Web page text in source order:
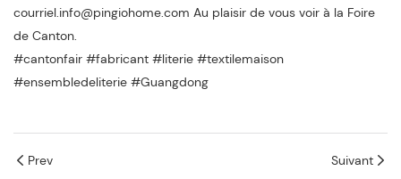
courriel.info@pingiohome.com Au plaisir de vous voir à la Foire
de Canton.
#cantonfair #fabricant #literie #textilemaison
#ensembledeliterie #Guangdong
Prev Suivant